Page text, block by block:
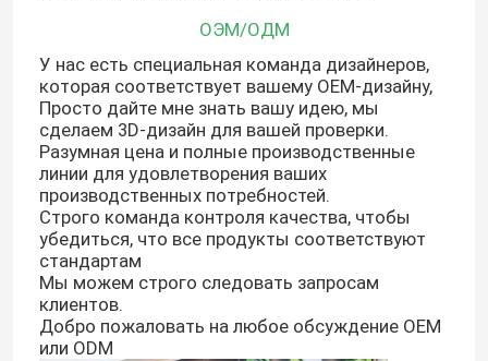
ОЭМ/ОДМ
У нас есть специальная команда дизайнеров,
которая соответствует вашему OEM-дизайну,
Просто дайте мне знать вашу идею, мы
сделаем 3D-дизайн для вашей проверки.
Разумная цена и полные производственные
линии для удовлетворения ваших
производственных потребностей.
Строго команда контроля качества, чтобы
убедиться, что все продукты соответствуют
стандартам
Мы можем строго следовать запросам
клиентов.
Добро пожаловать на любое обсуждение OEM
или ODM